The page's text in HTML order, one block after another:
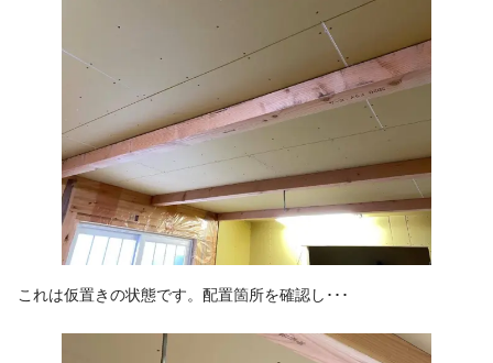
これは仮置きの状態です。配置箇所を確認し･･･